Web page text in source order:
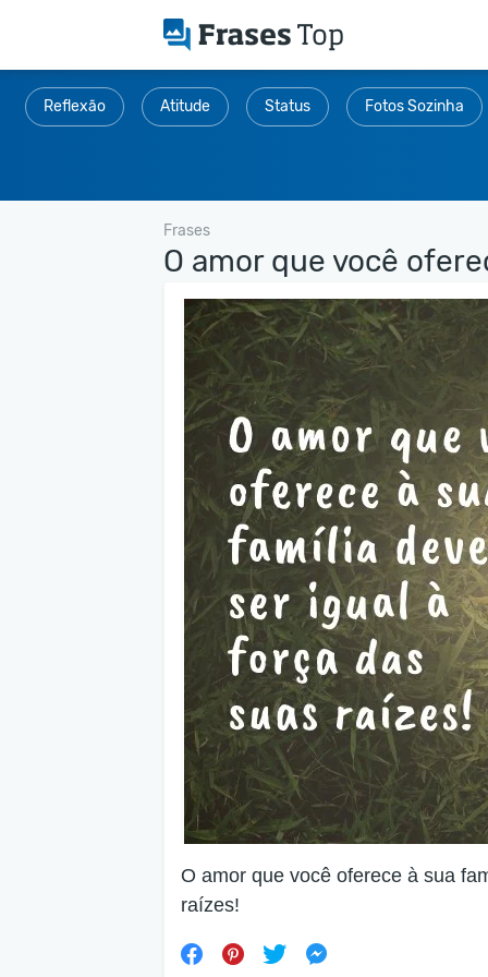
Reflexão Atitude Status Fotos Sozinha
Frases
O amor que você
O amor que você oferece à sua
raízes!